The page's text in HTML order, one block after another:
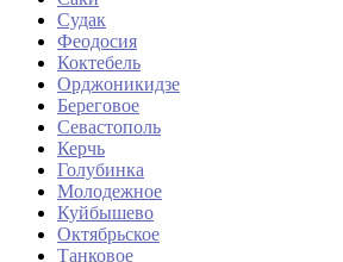
Судак
Феодосия
Коктебель
Орджоникидзе
Береговое
Севастополь
Керчь
Голубинка
Молодежное
Куйбышево
Октябрьское
Танковое